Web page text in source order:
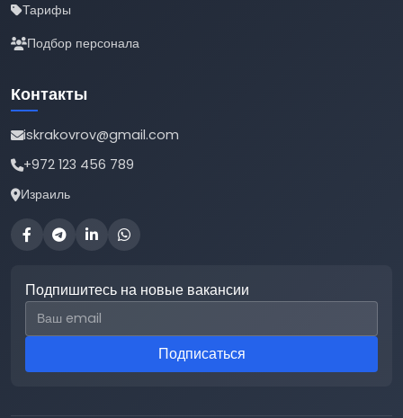
Тарифы
Подбор персонала
Контакты
iskrakovrov@gmail.com
+972 123 456 789
Израиль
Подпишитесь на новые вакансии
Email для подписки
Подписаться